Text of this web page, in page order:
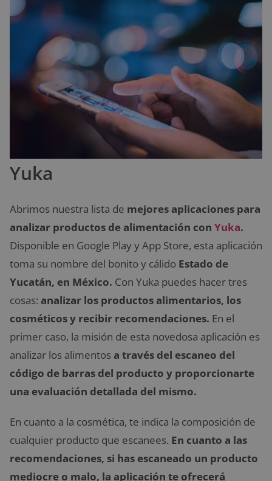
Yuka
Abrimos nuestra lista de mejores aplicaciones para
analizar productos de alimentación con Yuka.
Disponible en Google Play y App Store, esta aplicación
toma su nombre del bonito y cálido Estado de
Yucatán, en México. Con Yuka puedes hacer tres
cosas: analizar los productos alimentarios, los
cosméticos y recibir recomendaciones. En el
primer caso, la misión de esta novedosa aplicación es
analizar los alimentos a través del escaneo del
código de barras del producto y proporcionarte
una evaluación detallada del mismo.
En cuanto a la cosmética, te indica la composición de
cualquier producto que escanees. En cuanto a las
recomendaciones, si has escaneado un producto
mediocre o malo, la aplicación te ofrecerá